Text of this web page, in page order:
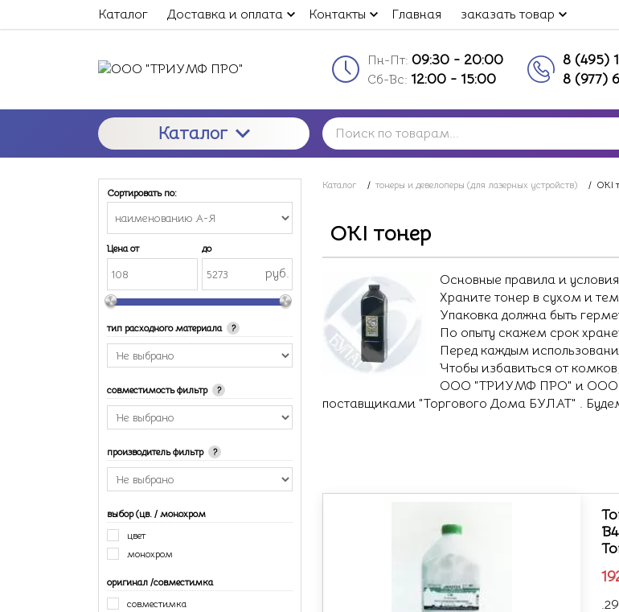
Каталог Доставка и оплата Контакты Главная заказать товар
Пн-Пт: 09:30 - 20:00
Сб-Вс: 12:00 - 15:00
8 (495)
8 (977)
Каталог
Сортировать по:
Цена от до
руб.
тип расходного материала ?
совместимость фильтр ?
производитель фильтр ?
выбор (цв. / монохром
цвет
монохром
оригинал /совместимка
совместимка
Каталог / тонеры и девелоперы (для лазерных устройств) / OKI
OKI тонер
Основные правила и
Храните тонер в сухом и
Упаковка должна быть
По опыту скажем срок
Перед каждым
Чтобы избавиться от
ООО "ТРИУМФ ПРО" и ООО
поставщиками "Торгового Дома БУЛАТ" .